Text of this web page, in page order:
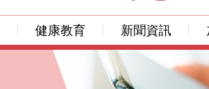
健康教育 新聞資訊